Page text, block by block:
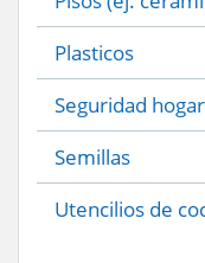
Plasticos
Seguridad hogar
Semillas
Utencilios de